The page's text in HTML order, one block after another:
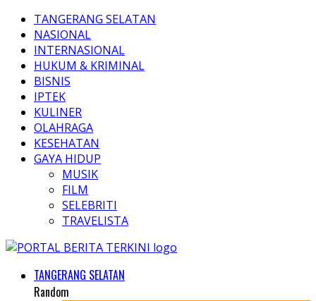
TANGERANG SELATAN
NASIONAL
INTERNASIONAL
HUKUM & KRIMINAL
BISNIS
IPTEK
KULINER
OLAHRAGA
KESEHATAN
GAYA HIDUP
MUSIK
FILM
SELEBRITI
TRAVELISTA
TANGERANG SELATAN
Random